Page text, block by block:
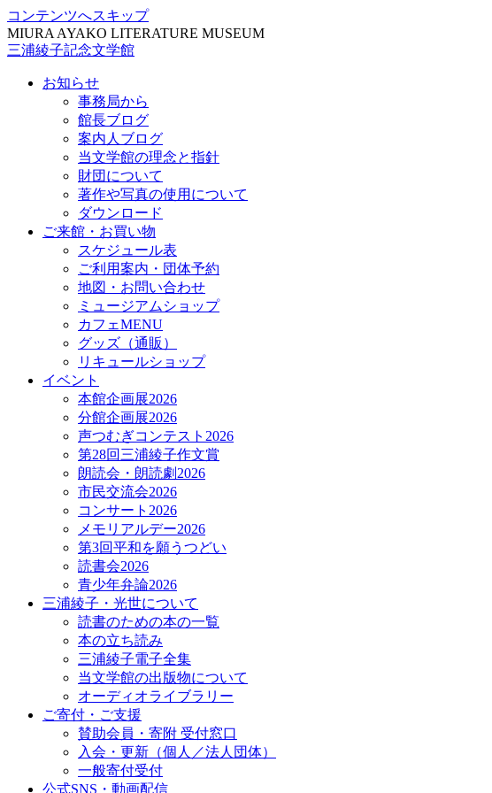
コンテンツへスキップ
MIURA AYAKO LITERATURE MUSEUM
三浦綾子記念文学館
お知らせ
事務局から
館長ブログ
案内人ブログ
当文学館の理念と指針
財団について
著作や写真の使用について
ダウンロード
ご来館・お買い物
スケジュール表
ご利用案内・団体予約
地図・お問い合わせ
ミュージアムショップ
カフェMENU
グッズ（通販）
リキュールショップ
イベント
本館企画展2026
分館企画展2026
声つむぎコンテスト2026
第28回三浦綾子作文賞
朗読会・朗読劇2026
市民交流会2026
コンサート2026
メモリアルデー2026
第3回平和を願うつどい
読書会2026
青少年弁論2026
三浦綾子・光世について
読書のための本の一覧
本の立ち読み
三浦綾子電子全集
当文学館の出版物について
オーディオライブラリー
ご寄付・ご支援
賛助会員・寄附 受付窓口
入会・更新（個人／法人団体）
一般寄付受付
公式SNS・動画配信